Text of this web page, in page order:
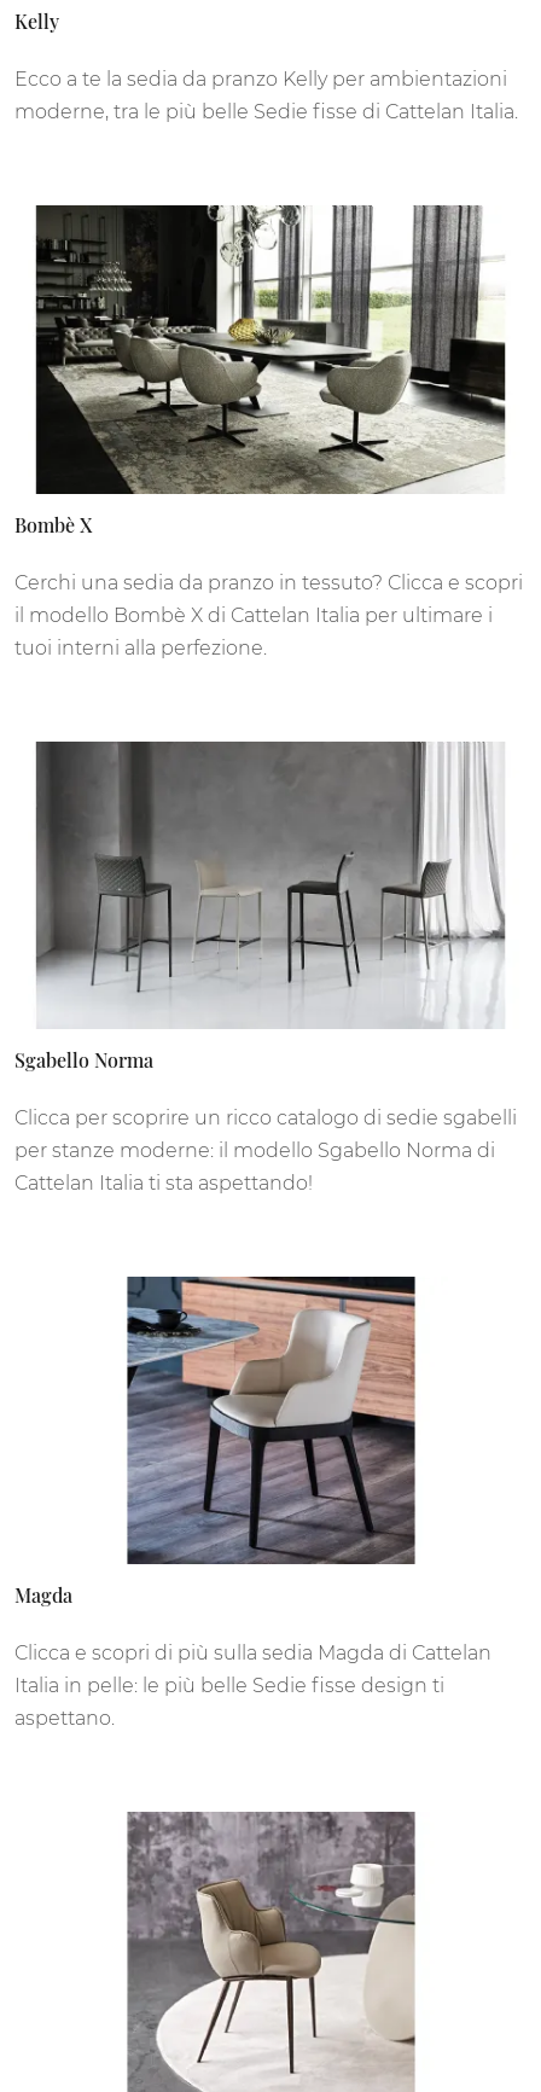
Kelly
Ecco a te la sedia da pranzo Kelly per ambientazioni
moderne, tra le più belle Sedie fisse di Cattelan Italia.
Bombè X
Cerchi una sedia da pranzo in tessuto? Clicca e scopri
il modello Bombè X di Cattelan Italia per ultimare i
tuoi interni alla perfezione.
Sgabello Norma
Clicca per scoprire un ricco catalogo di sedie sgabelli
per stanze moderne: il modello Sgabello Norma di
Cattelan Italia ti sta aspettando!
Magda
Clicca e scopri di più sulla sedia Magda di Cattelan
Italia in pelle: le più belle Sedie fisse design ti
aspettano.